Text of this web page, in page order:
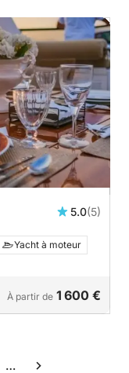
5.0(5)
Yacht à moteur
À partir de 1 600 €
…